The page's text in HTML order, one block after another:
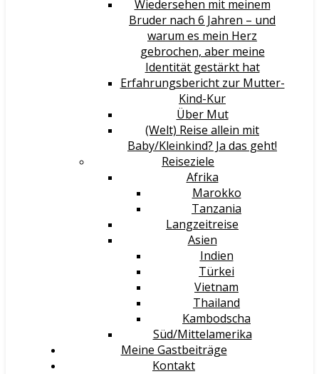
Wiedersehen mit meinem
Bruder nach 6 Jahren – und
warum es mein Herz
gebrochen, aber meine
Identität gestärkt hat
Erfahrungsbericht zur Mutter-
Kind-Kur
Über Mut
(Welt) Reise allein mit
Baby/Kleinkind? Ja das geht!
Reiseziele
Afrika
Marokko
Tanzania
Langzeitreise
Asien
Indien
Türkei
Vietnam
Thailand
Kambodscha
Süd/Mittelamerika
Meine Gastbeiträge
Kontakt